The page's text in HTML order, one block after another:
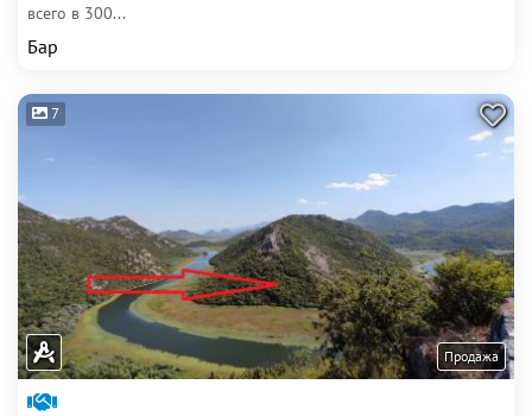
всего в 300...
Бар
7
Продажа